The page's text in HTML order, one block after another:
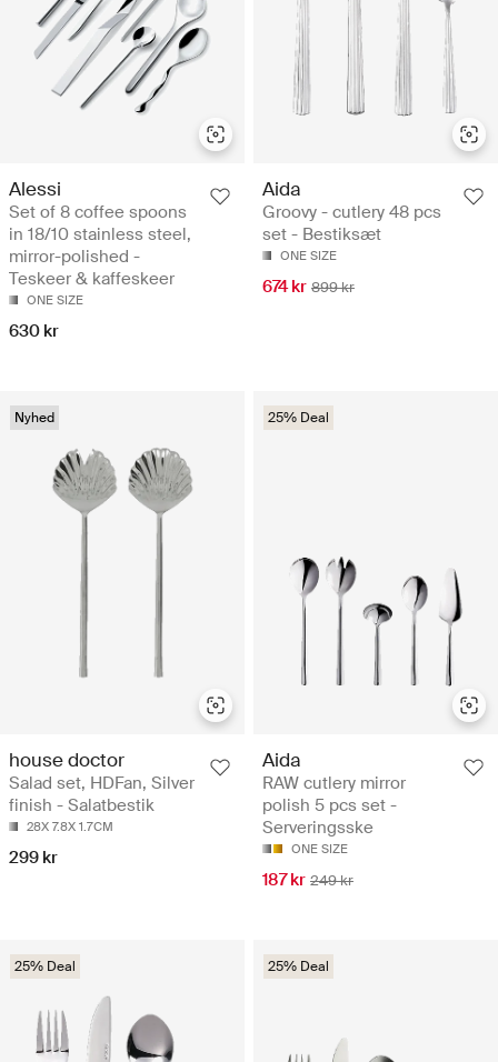
Alessi
Set of 8 coffee spoons
in 18/10 stainless steel,
mirror-polished -
Teskeer & kaffeskeer
ONE SIZE
630 kr
Aida
Groovy - cutlery 48 pcs
set - Bestiksæt
ONE SIZE
674 kr 899 kr
Nyhed
house doctor
Salad set, HDFan, Silver
finish - Salatbestik
28X 7.8X 1.7CM
299 kr
25% Deal
Aida
RAW cutlery mirror
polish 5 pcs set -
Serveringsske
ONE SIZE
187 kr 249 kr
25% Deal 25% Deal